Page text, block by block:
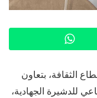
الثقافة، بتعاون
للدشيرة الجهادية،